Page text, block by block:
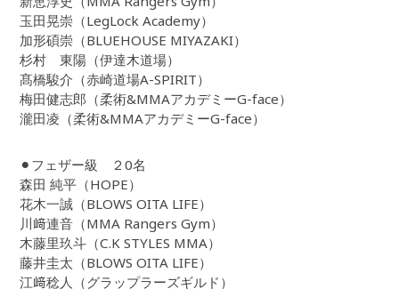
玉田晃崇（LegLock Academy）
加形碩崇（BLUEHOUSE MIYAZAKI）
杉村 東陽（伊達木道場）
髙橋駿介（赤崎道場A-SPIRIT）
梅田健志郎（柔術&MMAアカデミーG-face）
瀧田凌（柔術&MMAアカデミーG-face）
⚫︎フェザー級 ２0名
森田 純平（HOPE）
花木一誠（BLOWS OITA LIFE）
川﨑連音（MMA Rangers Gym）
木藤里玖斗（C.K STYLES MMA）
藤井圭太（BLOWS OITA LIFE）
江﨑稔人（グラップラーズギルド）